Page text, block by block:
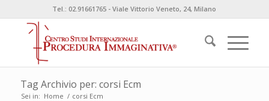
Tel.: 02.91661765 - Viale Vittorio Veneto, 24, Milano
Tag Archivio per: corsi Ecm
Sei in: Home / corsi Ecm